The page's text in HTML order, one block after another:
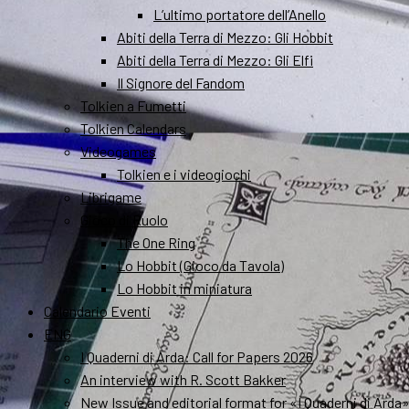
L’ultimo portatore dell’Anello
Abiti della Terra di Mezzo: Gli Hobbit
Abiti della Terra di Mezzo: Gli Elfi
Il Signore del Fandom
Tolkien a Fumetti
Tolkien Calendars
Videogames
Tolkien e i videogiochi
Librigame
Gioco di Ruolo
The One Ring
Lo Hobbit (Gioco da Tavola)
Lo Hobbit in miniatura
Calendario Eventi
ENG
I Quaderni di Arda: Call for Papers 2026
An interview with R. Scott Bakker
New Issue and editorial format for «I Quaderni di Arda»